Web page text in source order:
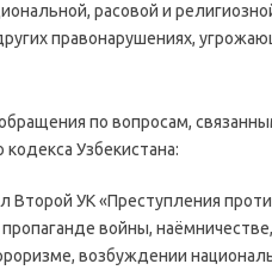
расовой и
правонарушениях,
по вопросам,
Узбекистана:
Второй УК «Преступления
пропаганде войны,
возбуждении